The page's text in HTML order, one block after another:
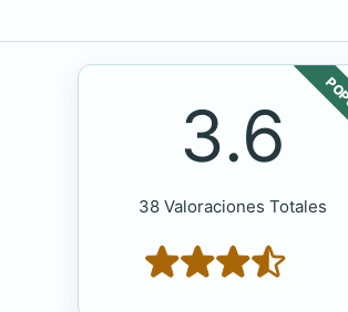
3.6
38 Valoraciones Totales